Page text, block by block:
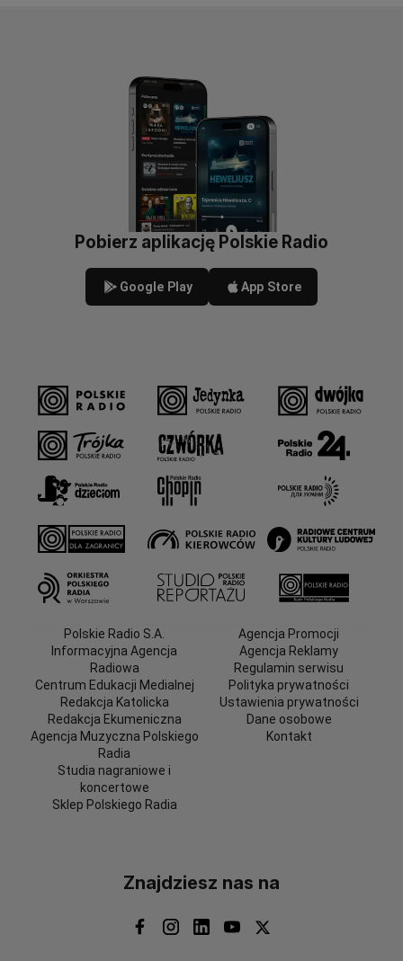
Pobierz aplikację Polskie Radio
Google Play App Store
Polskie Radio S.A.
Informacyjna Agencja
Radiowa
Centrum Edukacji Medialnej
Redakcja Katolicka
Redakcja Ekumeniczna
Agencja Muzyczna Polskiego
Radia
Studia nagraniowe i
koncertowe
Sklep Polskiego Radia
Agencja Promocji
Agencja Reklamy
Regulamin serwisu
Polityka prywatności
Ustawienia prywatności
Dane osobowe
Kontakt
Znajdziesz nas na